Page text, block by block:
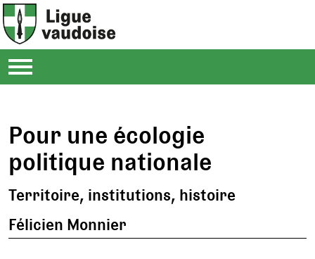
Pour une écologie
politique nationale
Territoire, institutions, histoire
Félicien Monnier